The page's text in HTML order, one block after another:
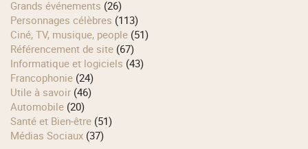
Grands événements (26)
Personnages célèbres (113)
Ciné, TV, musique, people (51)
Référencement de site (67)
Informatique et logiciels (43)
Francophonie (24)
Utile à savoir (46)
Automobile (20)
Santé et Bien-être (51)
Médias Sociaux (37)